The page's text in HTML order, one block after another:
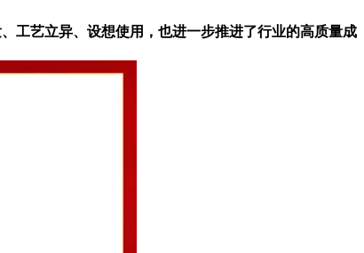
艺立异、设想使用，也进一步推进了行业的高质量成